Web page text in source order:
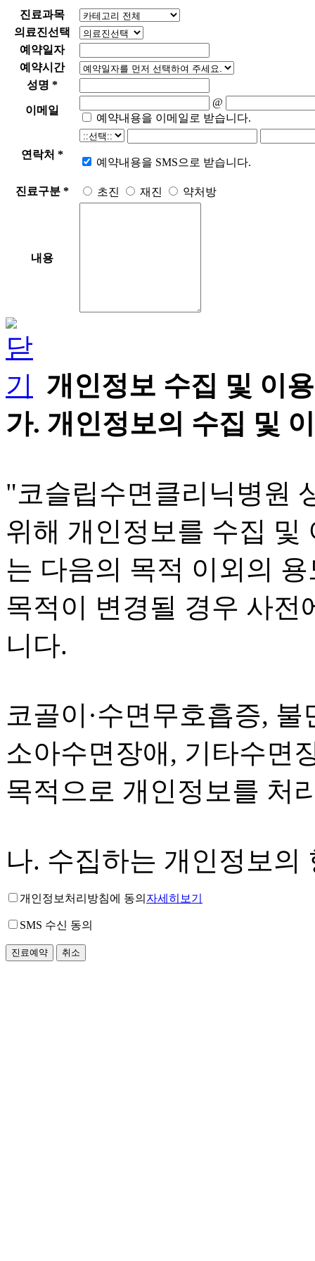
진료과목
의료진선택
예약일자
예약시간
성명 *
이메일
@
예약내용을 이메일로 받습니다.
연락처 *
예약내용을 SMS으로 받습니다.
진료구분 * 초진 재진 약처방
내용
개인정보 수집 및 이
가. 개인정보의 수집 및
"코슬립수면클리닉병원
위해 개인정보를 수집 및
는 다음의 목적 이외의
목적이 변경될 경우 사전
니다.
코골이·수면무호흡증,
소아수면장애, 기타수면
목적으로 개인정보를 처
나. 수집하는 개인정보의
개인정보처리방침에 동의 자세히보기
SMS 수신 동의